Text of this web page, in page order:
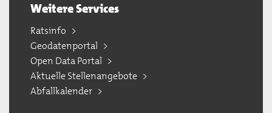
Weitere Services
Ratsinfo
Geodatenportal
Open Data Portal
Aktuelle Stellenangebote
Abfallkalender